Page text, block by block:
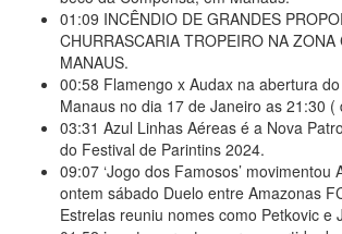
01:09 INCÊNDIO DE GRANDES
CHURRASCARIA TROPEIRO NA
MANAUS.
00:58 Flamengo x Audax na abertura
Manaus no dia 17 de Janeiro as 21:30 (
03:31 Azul Linhas Aéreas é a Nova
do Festival de Parintins 2024.
09:07 ‘Jogo dos Famosos’ movimentou
ontem sábado Duelo entre Amazonas
Estrelas reuniu nomes como Petkovic e